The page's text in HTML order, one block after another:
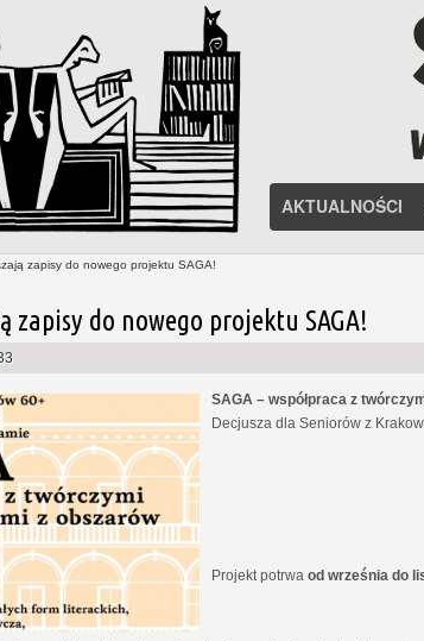
AKTUALNOŚCI
zapisy do nowego projektu SAGA!
zapisy do nowego projektu SAGA!
SAGA – współpraca z
Decjusza dla Seniorów z
Projekt potrwa od września do